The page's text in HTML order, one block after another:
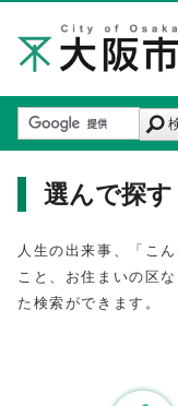
選んで探す
人生の出来事、「こ
こと、お住まいの区
た検索ができます。